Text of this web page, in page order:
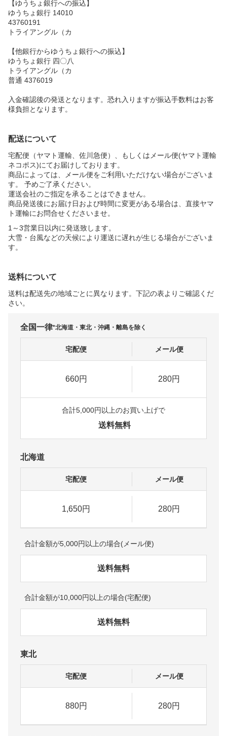
【ゆうちょ銀行への振込】
ゆうちょ銀行 14010
43760191
トライアングル（カ
【他銀行からゆうちょ銀行への振込】
ゆうちょ銀行 四〇八
トライアングル（カ
普通 4376019
入金確認後の発送となります。恐れ入りますが振込手数料はお客
様負担となります。
配送について
宅配便（ヤマト運輸、佐川急便）、もしくはメール便(ヤマト運輸
ネコポス)にてお届けしております。
商品によっては、メール便をご利用いただけない場合がございま
す。 予めご了承ください。
運送会社のご指定を承ることはできません。
商品発送後にお届け日および時間に変更がある場合は、直接ヤマ
ト運輸にお問合せくださいませ。
1～3営業日以内に発送致します。
大雪・台風などの天候により運送に遅れが生じる場合がございま
す。
送料について
送料は配送先の地域ごとに異なります。下記の表よりご確認くだ
さい。
全国一律*北海道・東北・沖縄・離島を除く
宅配便 メール便
660円 280円
合計5,000円以上のお買い上げで
送料無料
北海道
宅配便 メール便
1,650円 280円
合計金額が5,000円以上の場合(メール便)
送料無料
合計金額が10,000円以上の場合(宅配便)
送料無料
東北
宅配便 メール便
880円 280円